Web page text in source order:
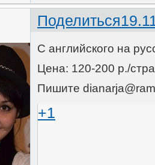
Поделиться
С английского на
Цена: 120-200 р./
Пишите
+1